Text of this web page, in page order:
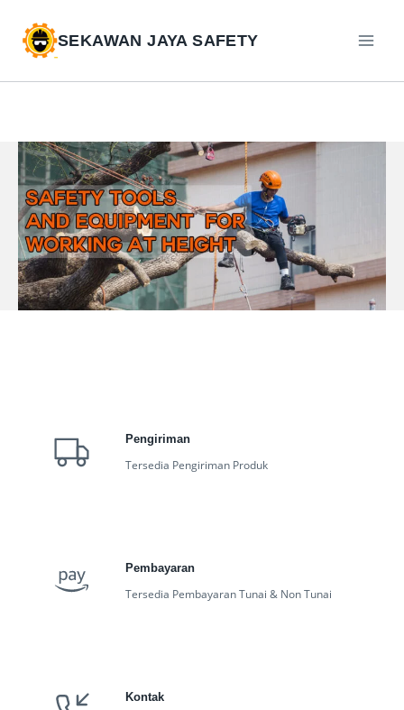
SEKAWAN JAYA SAFETY
Pengiriman
Tersedia Pengiriman Produk
Pembayaran
Tersedia Pembayaran Tunai & Non Tunai
Kontak